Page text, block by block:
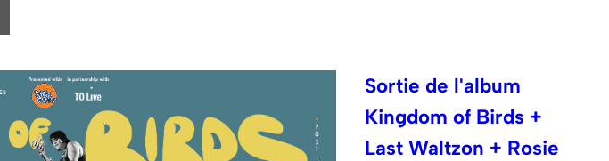
Sortie de l'album
Kingdom of Birds +
Last Waltzon + Rosie